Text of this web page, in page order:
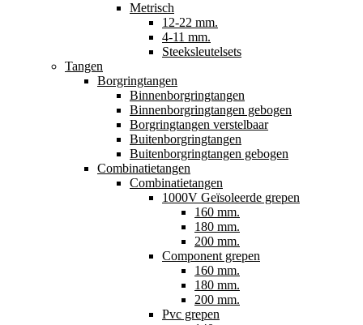
Metrisch
12-22 mm.
4-11 mm.
Steeksleutelsets
Tangen
Borgringtangen
Binnenborgringtangen
Binnenborgringtangen gebogen
Borgringtangen verstelbaar
Buitenborgringtangen
Buitenborgringtangen gebogen
Combinatietangen
Combinatietangen
1000V Geïsoleerde grepen
160 mm.
180 mm.
200 mm.
Component grepen
160 mm.
180 mm.
200 mm.
Pvc grepen